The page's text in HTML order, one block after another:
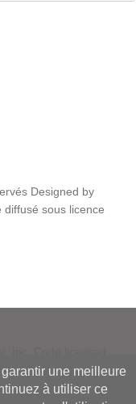
Designed by
diffusé sous licence
1.1.
une meilleure
à utiliser ce